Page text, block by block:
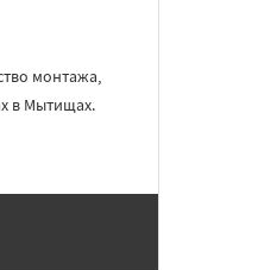
монтажа,
в Мытищах.